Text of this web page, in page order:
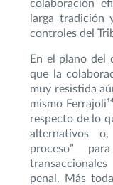
larga tradición
controles del
En el plano del
que la
muy resistida
mismo
respecto de lo
alternativos
proceso”
penal. Más